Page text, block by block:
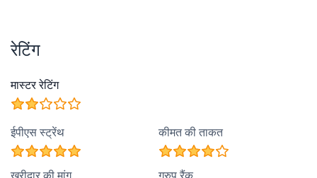
रेटिंग
मास्टर रेटिंग
ईपीएस स्ट्रेंथ कीमत की ताकत
खरीदार की मांग ग्रुप रैंक